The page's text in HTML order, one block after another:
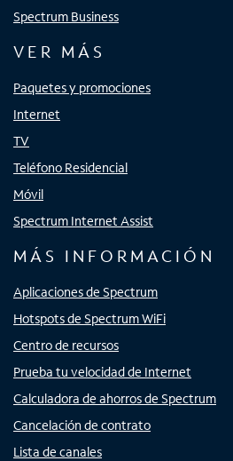
Spectrum Business
VER MÁS
Paquetes y promociones
Internet
TV
Teléfono Residencial
Móvil
Spectrum Internet Assist
MÁS INFORMACIÓN
Aplicaciones de Spectrum
Hotspots de Spectrum WiFi
Centro de recursos
Prueba tu velocidad de Internet
Calculadora de ahorros de Spectrum
Cancelación de contrato
Lista de canales